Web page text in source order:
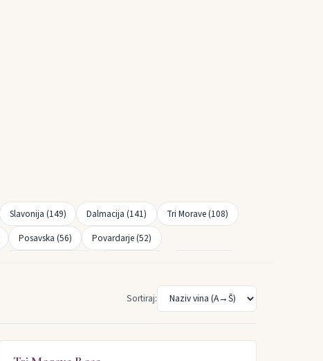
Slavonija (149) Dalmacija (141)
Tri Morave (108)
Posavska (56)
Povardarje (52)
Sortiraj: